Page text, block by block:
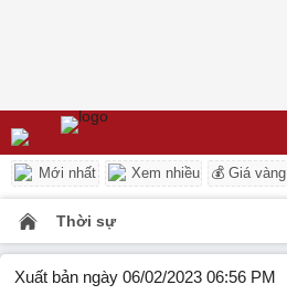
Mới nhất Xem nhiều 💰 Giá vàng
Thời sự
Xuất bản ngày 06/02/2023 06:56 PM